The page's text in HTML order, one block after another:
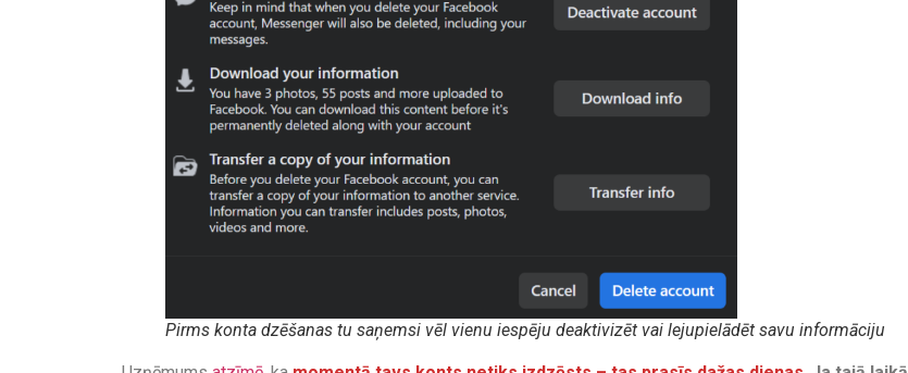
Pirms konta dzēšanas tu saņemsi vēl vienu iespēju deaktivizēt vai lejupielādēt savu informāciju